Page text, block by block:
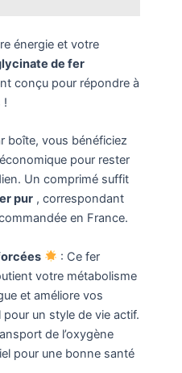
énergie et votre
de fer
conçu pour répondre à
!
boîte, vous bénéficiez
pour rester
Un comprimé suffit
pur, correspondant
en France.
: Ce fer
votre métabolisme
et améliore vos
un style de vie actif.
de l’oxygène
pour une bonne santé